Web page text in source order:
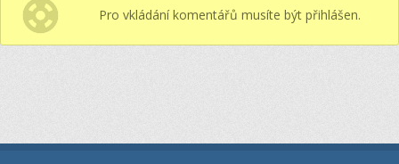
Pro vkládání komentářů musíte být přihlášen.